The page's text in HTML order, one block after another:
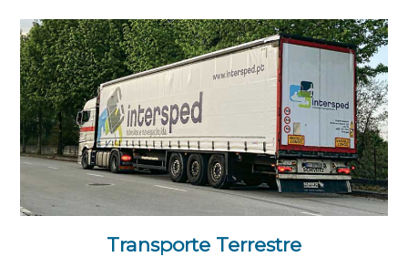
Transporte Terrestre